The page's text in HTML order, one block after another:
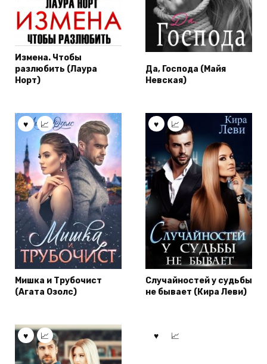
Измена. Чтобы
разлюбить (Лаура
Норт)
Да, Господа (Майя
Невская)
Мишка и Трубочист
(Агата Озолс)
Случайностей у судьбы
не бывает (Кира Леви)